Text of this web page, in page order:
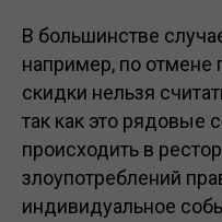
В большинстве
например, по отмене
скидки нельзя
так как это рядовые
происходить в
злоупотреблений
индивидуальное